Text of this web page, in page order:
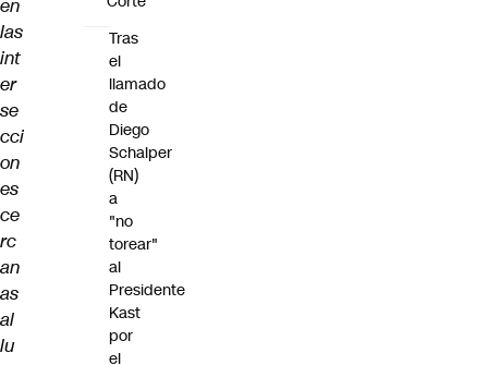
en
las
int
er
se
cci
on
es
ce
rc
an
as
al
lu
Tras
el
llamado
de
Diego
Schalper
(RN)
a
"no
torear"
al
Presidente
Kast
por
el